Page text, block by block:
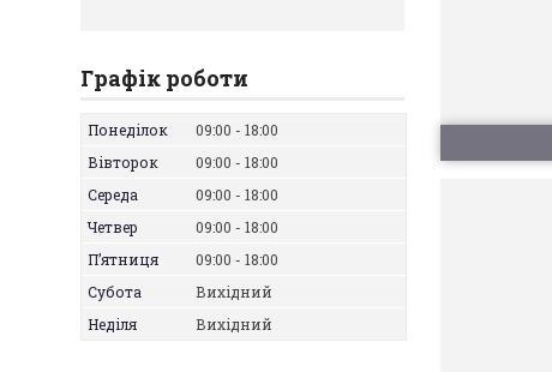
Графік роботи
Понеділок 09:00
18:00
Вівторок
09:00
18:00
Середа
09:00
18:00
Четвер
09:00
18:00
Пʼятниця
09:00
18:00
Субота
Вихідний
Неділя
Вихідний